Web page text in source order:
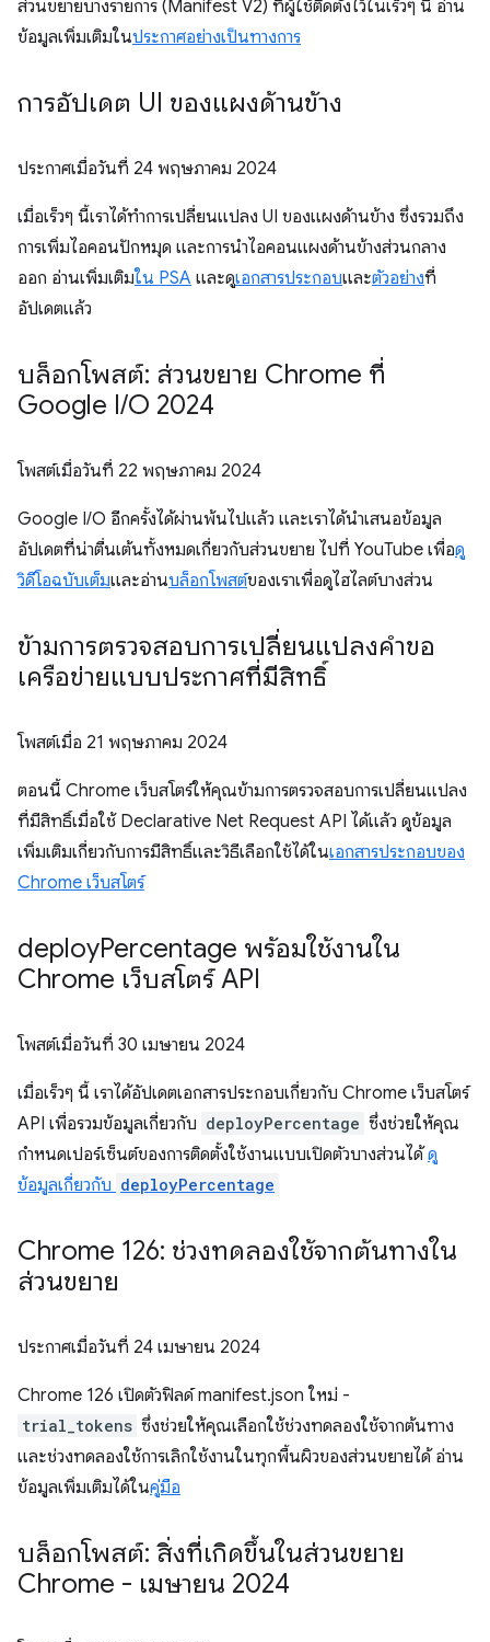
ส่วนขยายบางรายการ (Manifest V2) ที่ผู้ใช้ติดตั้งไว้ในเร็วๆ นี้ อ่าน
ข้อมูลเพิ่มเติมในประกาศอย่างเป็นทางการ
การอัปเดต UI ของแผงด้านข้าง
ประกาศเมื่อวันที่ 24 พฤษภาคม 2024
เมื่อเร็วๆ นี้เราได้ทำการเปลี่ยนแปลง UI ของแผงด้านข้าง ซึ่งรวมถึง
การเพิ่มไอคอนปักหมุด และการนำไอคอนแผงด้านข้างส่วนกลาง
ออก อ่านเพิ่มเติมใน PSA และดูเอกสารประกอบและตัวอย่างที่
อัปเดตแล้ว
บล็อกโพสต์: ส่วนขยาย Chrome ที่
Google I/O 2024
โพสต์เมื่อวันที่ 22 พฤษภาคม 2024
Google I/O อีกครั้งได้ผ่านพ้นไปแล้ว และเราได้นำเสนอข้อมูล
อัปเดตที่น่าตื่นเต้นทั้งหมดเกี่ยวกับส่วนขยาย ไปที่ YouTube เพื่อดู
วิดีโอฉบับเต็มและอ่านบล็อกโพสต์ของเราเพื่อดูไฮไลต์บางส่วน
ข้ามการตรวจสอบการเปลี่ยนแปลงคำขอ
เครือข่ายแบบประกาศที่มีสิทธิ์
โพสต์เมื่อ 21 พฤษภาคม 2024
ตอนนี้ Chrome เว็บสโตร์ให้คุณข้ามการตรวจสอบการเปลี่ยนแปลง
ที่มีสิทธิ์เมื่อใช้ Declarative Net Request API ได้แล้ว ดูข้อมูล
เพิ่มเติมเกี่ยวกับการมีสิทธิ์และวิธีเลือกใช้ได้ในเอกสารประกอบของ
Chrome เว็บสโตร์
deployPercentage พร้อมใช้งานใน
Chrome เว็บสโตร์ API
โพสต์เมื่อวันที่ 30 เมษายน 2024
เมื่อเร็วๆ นี้ เราได้อัปเดตเอกสารประกอบเกี่ยวกับ Chrome เว็บสโตร์
API เพื่อรวมข้อมูลเกี่ยวกับ deployPercentage ซึ่งช่วยให้คุณ
กำหนดเปอร์เซ็นต์ของการติดตั้งใช้งานแบบเปิดตัวบางส่วนได้ดู
ข้อมูลเกี่ยวกับ deployPercentage
Chrome 126: ช่วงทดลองใช้จากต้นทางใน
ส่วนขยาย
ประกาศเมื่อวันที่ 24 เมษายน 2024
Chrome 126 เปิดตัวฟิลด์ manifest.json ใหม่ -
trial_tokens ซึ่งช่วยให้คุณเลือกใช้ช่วงทดลองใช้จากต้นทาง
และช่วงทดลองใช้การเลิกใช้งานในทุกพื้นผิวของส่วนขยายได้ อ่าน
ข้อมูลเพิ่มเติมได้ในคู่มือ
บล็อกโพสต์: สิ่งที่เกิดขึ้นในส่วนขยาย
Chrome - เมษายน 2024